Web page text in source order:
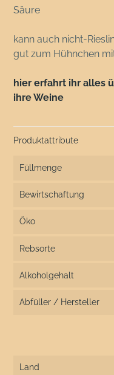
Säure
kann auch nicht-
gut zum Hühnchen
hier erfahrt ihr alles
ihre Weine
Produktattribute
Füllmenge
Bewirtschaftung
Öko
Rebsorte
Alkoholgehalt
Abfüller / Hersteller
Land